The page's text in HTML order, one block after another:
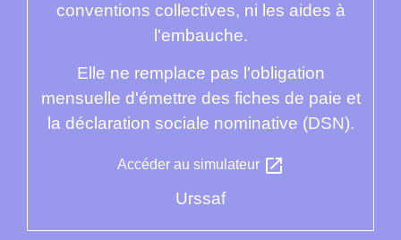
conventions collectives, ni les aides à
l'embauche.
Elle ne remplace pas l'obligation
mensuelle d'émettre des fiches de paie et
la déclaration sociale nominative (DSN).
Accéder au simulateur open_in_new
Urssaf